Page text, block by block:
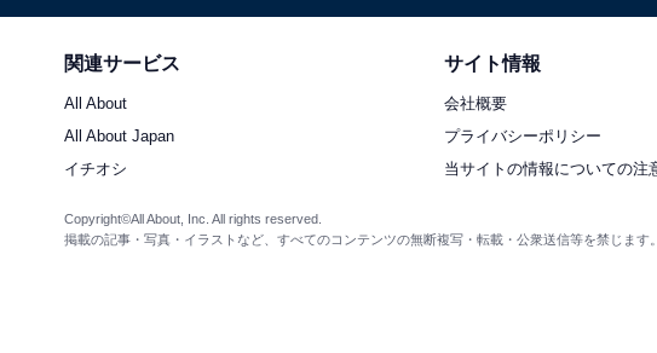
関連サービス
All About
All About Japan
イチオシ
サイト情報
会社概要
プライバシーポリシー
当サイトの情報についての注
Copyright©All About, Inc. All rights reserved.
掲載の記事・写真・イラストなど、すべてのコンテンツの無断複写・転載・公衆送信等を禁じます。